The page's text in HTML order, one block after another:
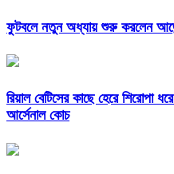
ফুটবলে নতুন অধ্যায় শুরু করলেন
রিয়াল বেটিসের কাছে হেরে শিরোপা
আর্সেনাল কোচ